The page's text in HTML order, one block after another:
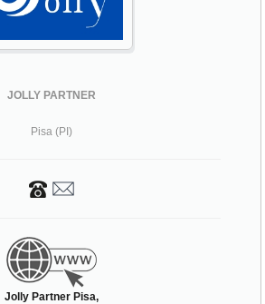
JOLLY PARTNER
Pisa (PI)
Jolly Partner Pisa,